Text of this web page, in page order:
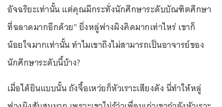
อัจฉริยะเท่านั้น แต่คุณมีกระทั่งนักศึกษาระดับบัณฑิตศึกษา
ที่ฉลาดมากอีกด้วย" ยิ่งหลู่ฟางผิงคิดมากเท่าไหร่ เขาก็
น้อยใจมากเท่านั้น ทำไมเขาถึงไม่สามารถเป็นอาจารย์ของ
นักศึกษาระดับนี้บ้าง?
เมื่อได้ยินแบบนั้น ถังจื้อเหว่ยก็หัวเราะเสียงดัง นี่ทำให้หลู่